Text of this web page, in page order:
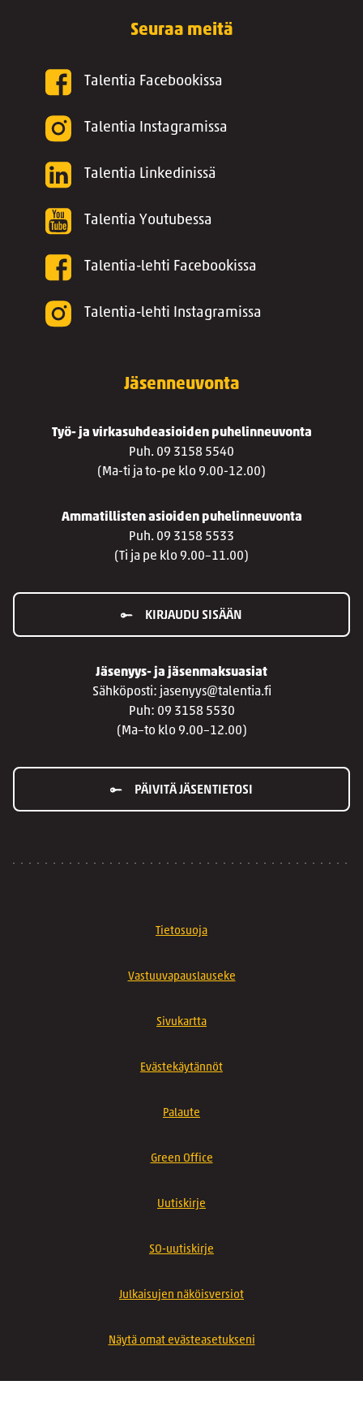
Seuraa meitä
Talentia Facebookissa
Talentia Instagramissa
Talentia Linkedinissä
Talentia Youtubessa
Talentia-lehti Facebookissa
Talentia-lehti Instagramissa
Jäsenneuvonta
Työ- ja virkasuhdeasioiden puhelinneuvonta
Puh. 09 3158 5540
(Ma-ti ja to-pe klo 9.00-12.00)
Ammatillisten asioiden puhelinneuvonta
Puh. 09 3158 5533
(Ti ja pe klo 9.00–11.00)
KIRJAUDU SISÄÄN
Jäsenyys- ja jäsenmaksuasiat
Sähköposti: jasenyys@talentia.fi
Puh: 09 3158 5530
(Ma–to klo 9.00–12.00)
PÄIVITÄ JÄSENTIETOSI
Tietosuoja
Vastuuvapauslauseke
Sivukartta
Evästekäytännöt
Palaute
Green Office
Uutiskirje
SO-uutiskirje
Julkaisujen näköisversiot
Näytä omat evästeasetukseni